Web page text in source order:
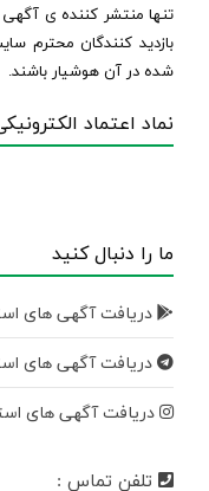
تنها منتشر کننده ی آگهی
بازدید کنندگان محترم
شده در آن هوشیار باشند.
نماد اعتماد
ما را دنبال کنید
دریافت آگهی های
دریافت آگهی های
دریافت آگهی های
تلفن تماس :